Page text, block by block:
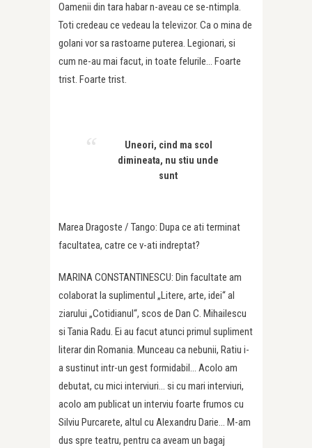
Oamenii din tara habar n-aveau ce se-ntimpla.
Toti credeau ce vedeau la televizor. Ca o mina de
golani vor sa rastoarne puterea. Legionari, si
cum ne-au mai facut, in toate felurile… Foarte
trist. Foarte trist.
Uneori, cind ma scol
dimineata, nu stiu unde
sunt
Marea Dragoste / Tango: Dupa ce ati terminat
facultatea, catre ce v-ati indreptat?
MARINA CONSTANTINESCU: Din facultate am
colaborat la suplimentul „Litere, arte, idei“ al
ziarului „Cotidianul“, scos de Dan C. Mihailescu
si Tania Radu. Ei au facut atunci primul supliment
literar din Romania. Munceau ca nebunii, Ratiu i-
a sustinut intr-un gest formidabil… Acolo am
debutat, cu mici interviuri… si cu mari interviuri,
acolo am publicat un interviu foarte frumos cu
Silviu Purcarete, altul cu Alexandru Darie… M-am
dus spre teatru, pentru ca aveam un bagaj